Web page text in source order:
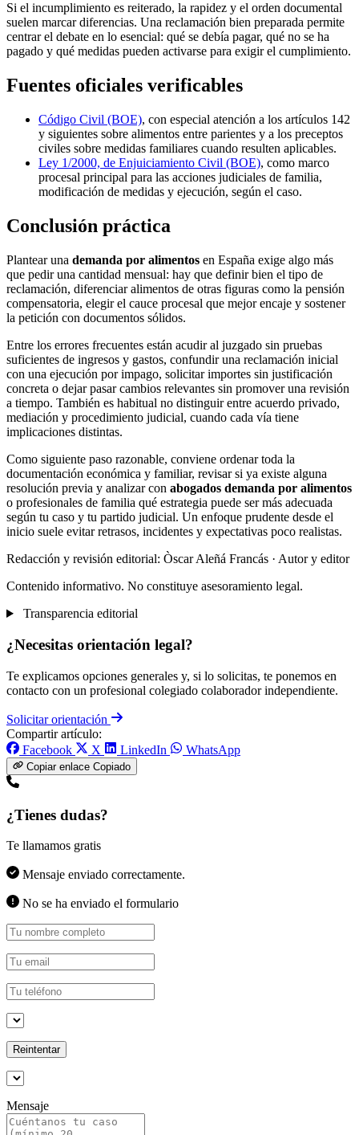
Si el incumplimiento es reiterado, la rapidez y el orden documental
suelen marcar diferencias. Una reclamación bien preparada permite
centrar el debate en lo esencial: qué se debía pagar, qué no se ha
pagado y qué medidas pueden activarse para exigir el cumplimiento.
Fuentes oficiales verificables
Código Civil (BOE), con especial atención a los artículos 142
y siguientes sobre alimentos entre parientes y a los preceptos
civiles sobre medidas familiares cuando resulten aplicables.
Ley 1/2000, de Enjuiciamiento Civil (BOE), como marco
procesal principal para las acciones judiciales de familia,
modificación de medidas y ejecución, según el caso.
Conclusión práctica
Plantear una demanda por alimentos en España exige algo más
que pedir una cantidad mensual: hay que definir bien el tipo de
reclamación, diferenciar alimentos de otras figuras como la pensión
compensatoria, elegir el cauce procesal que mejor encaje y sostener
la petición con documentos sólidos.
Entre los errores frecuentes están acudir al juzgado sin pruebas
suficientes de ingresos y gastos, confundir una reclamación inicial
con una ejecución por impago, solicitar importes sin justificación
concreta o dejar pasar cambios relevantes sin promover una revisión
a tiempo. También es habitual no distinguir entre acuerdo privado,
mediación y procedimiento judicial, cuando cada vía tiene
implicaciones distintas.
Como siguiente paso razonable, conviene ordenar toda la
documentación económica y familiar, revisar si ya existe alguna
resolución previa y analizar con abogados demanda por alimentos
o profesionales de familia qué estrategia puede ser más adecuada
según tu caso y tu partido judicial. Un enfoque prudente desde el
inicio suele evitar retrasos, incidentes y expectativas poco realistas.
Redacción y revisión editorial: Òscar Aleñá Francás · Autor y editor
Contenido informativo. No constituye asesoramiento legal.
Transparencia editorial
¿Necesitas orientación legal?
Te explicamos opciones generales y, si lo solicitas, te ponemos en
contacto con un profesional colegiado colaborador independiente.
Solicitar orientación
Compartir artículo:
Facebook
X LinkedIn WhatsApp
Copiar enlace Copiado
¿Tienes dudas?
Te llamamos gratis
Mensaje enviado correctamente.
No se ha enviado el formulario
Reintentar
Mensaje